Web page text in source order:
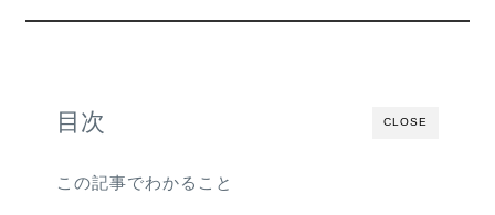
CLOSE
目次
この記事でわかること